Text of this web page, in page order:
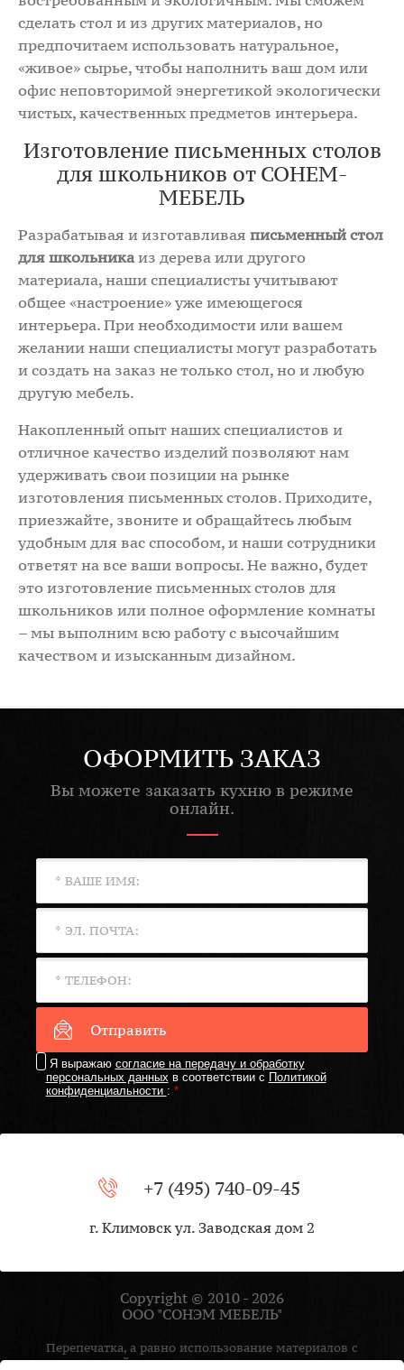
сделать стол и из других материалов, но
предпочитаем использовать натуральное,
«живое» сырье, чтобы наполнить ваш дом или
офис неповторимой энергетикой экологически
чистых, качественных предметов интерьера.
Изготовление письменных столов
для школьников от СОНЕМ-
МЕБЕЛЬ
Разрабатывая и изготавливая письменный стол
для школьникаиз дерева или другого
материала, наши специалисты учитывают
общее «настроение» уже имеющегося
интерьера. При необходимости или вашем
желании наши специалисты могут разработать
и создать на заказ не только стол, но и любую
другую мебель.
Накопленный опыт наших специалистов и
отличное качество изделий позволяют нам
удерживать свои позиции на рынке
изготовления письменных столов. Приходите,
приезжайте, звоните и обращайтесь любым
удобным для вас способом, и наши сотрудники
ответят на все ваши вопросы. Не важно, будет
это изготовление письменных столов для
школьников или полное оформление комнаты
– мы выполним всю работу с высочайшим
качеством и изысканным дизайном.
ОФОРМИТЬ ЗАКАЗ
Вы можете заказать кухню в режиме
онлайн.
Отправить
Я выражаю согласие на передачу и обработку
персональных данныхв соответствии с Политикой
конфиденциальности : *
+7 (495) 740-09-45
г. Климовск ул. Заводская дом 2
Copyright © 2010 - 2026
ООО "СОНЭМ МЕБЕЛЬ"
Перепечатка, а равно использование материалов с
данного сайта, разрешена только по согласию с